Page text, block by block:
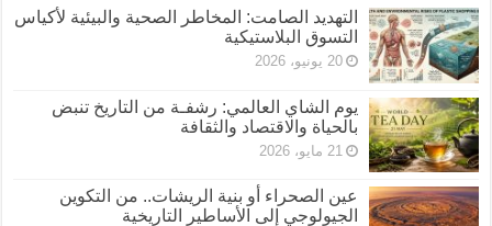
التهديد الصامت: المخاطر الصحية والبيئية لأكياس
التسوق البلاستيكية
20 يونيو، 2026
يوم الشاي العالمي: رشفـة من التاريخ تنبض
بالحياة والاقتصاد والثقافة
21 مايو، 2026
عين الصحراء أو بنية الريشات.. من التكوين
الجيولوجي إلى الأساطير التاريخية